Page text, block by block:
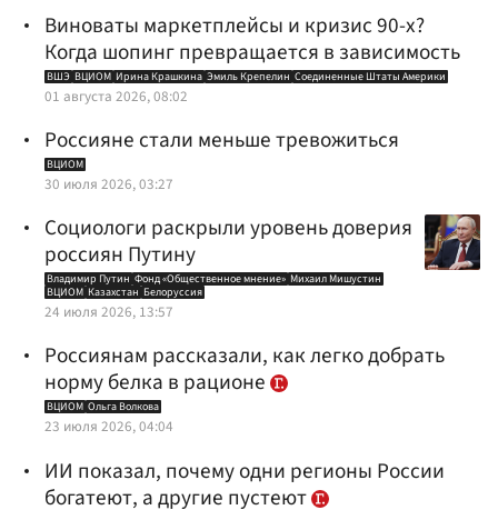
Виноваты маркетплейсы и кризис 90-х?
Когда шопинг превращается в зависимость
ВШЭ ВЦИОМ Ирина Крашкина Эмиль Крепелин Соединенные Штаты Америки
01 августа 2026, 08:02
Россияне стали меньше тревожиться
ВЦИОМ
30 июля 2026, 03:27
Социологи раскрыли уровень доверия
россиян Путину
Владимир Путин Фонд «Общественное мнение» Михаил Мишустин
ВЦИОМ Казахстан Белоруссия
24 июля 2026, 13:57
Россиянам рассказали, как легко добрать
норму белка в рационе
ВЦИОМ Ольга Волкова
23 июля 2026, 04:04
ИИ показал, почему одни регионы России
богатеют, а другие пустеют